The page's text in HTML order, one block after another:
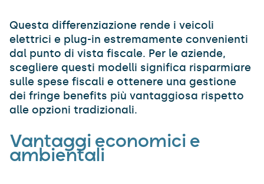
Questa differenziazione rende i veicoli
elettrici e plug-in estremamente convenienti
dal punto di vista fiscale. Per le aziende,
scegliere questi modelli significa risparmiare
sulle spese fiscali e ottenere una gestione
dei fringe benefits più vantaggiosa rispetto
alle opzioni tradizionali.
Vantaggi economici e
ambientali